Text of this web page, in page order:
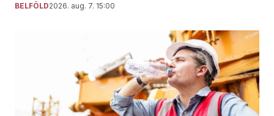
BELFÖLD2026. aug. 7. 15:00